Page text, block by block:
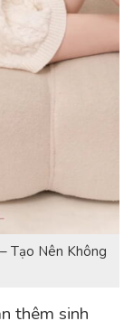
Tạo Nên Không
thêm sinh